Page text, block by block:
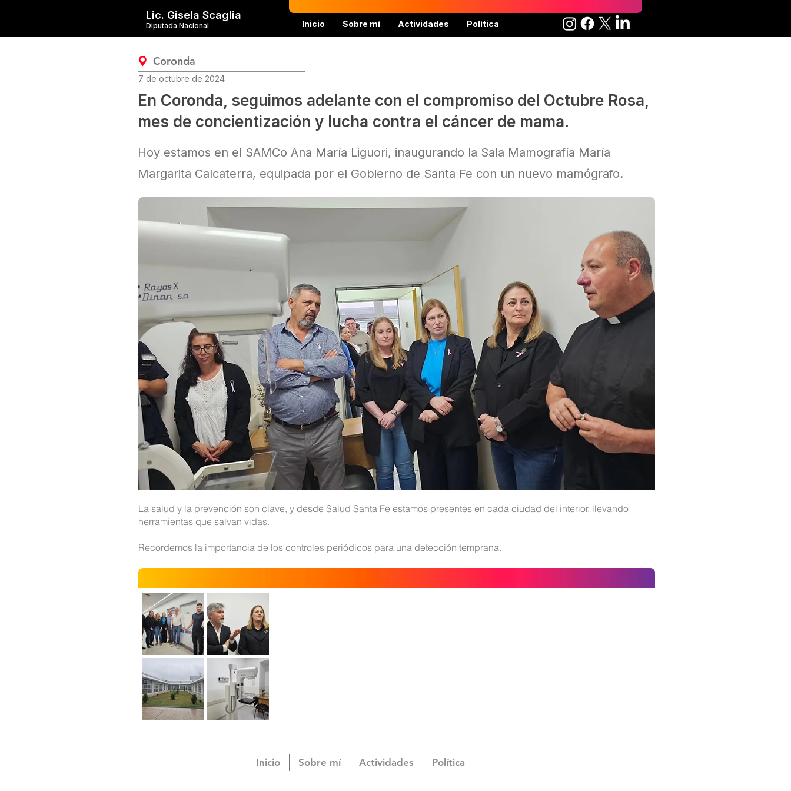
Diputada Nacional
Lic. Gisela Scaglia
Inicio Sobre mí Actividades Política
Coronda
7 de octubre de 2024
En Coronda, seguimos adelante con el compromiso del Octubre Rosa,
mes de concientización y lucha contra el cáncer de mama.
Hoy estamos en el SAMCo Ana María Liguori, inaugurando la Sala Mamografía María
Margarita Calcaterra, equipada por el Gobierno de Santa Fe con un nuevo mamógrafo.
La salud y la prevención son clave, y desde Salud Santa Fe estamos presentes en cada ciudad del interior, llevando
herramientas que salvan vidas.
Recordemos la importancia de los controles periódicos para una detección temprana.
Inicio Sobre mí Actividades Política